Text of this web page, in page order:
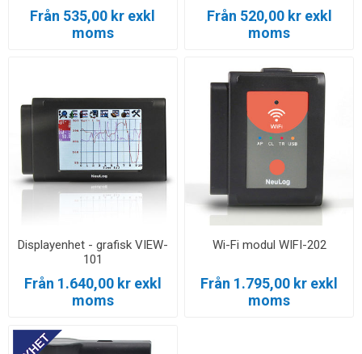
Från 535,00 kr exkl
moms
Från 520,00 kr exkl
moms
Displayenhet - grafisk VIEW-
101
Från 1.640,00 kr exkl
moms
Wi-Fi modul WIFI-202
Från 1.795,00 kr exkl
moms